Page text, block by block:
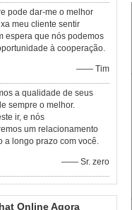
pode dar-me o melhor
meu cliente sentir
espera que nós podemos
à cooperação.
—— Tim
a qualidade de seus
sempre o melhor.
ir, e nós
um relacionamento
a longo prazo com você.
—— Sr. zero
Online Agora